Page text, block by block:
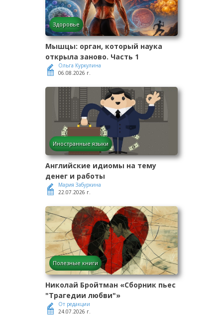
Здоровье
Мышцы: орган, который наука
открыла заново. Часть 1
Ольга Куркулина
06.08.2026 г.
Иностранные языки
Английские идиомы на тему
денег и работы
Мария Забуркина
22.07.2026 г.
Полезные книги
Николай Бройтман «Сборник пьес
"Трагедии любви"»
От редакции
24.07.2026 г.